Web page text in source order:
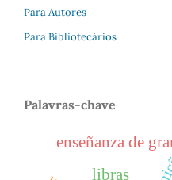
Para Autores
Para Bibliotecários
Palavras-chave
enseñanza de
libras